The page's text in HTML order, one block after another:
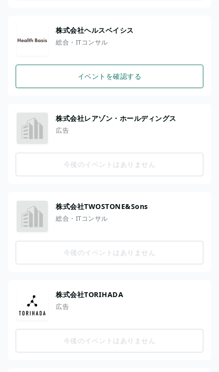
株式会社ヘルスベイシス
総合・ITコンサル
イベントを確認する
株式会社レアゾン・ホールディングス
広告
今後のイベントはありません
株式会社TWOSTONE&Sons
総合・ITコンサル
今後のイベントはありません
株式会社TORIHADA
広告
今後のイベントはありません